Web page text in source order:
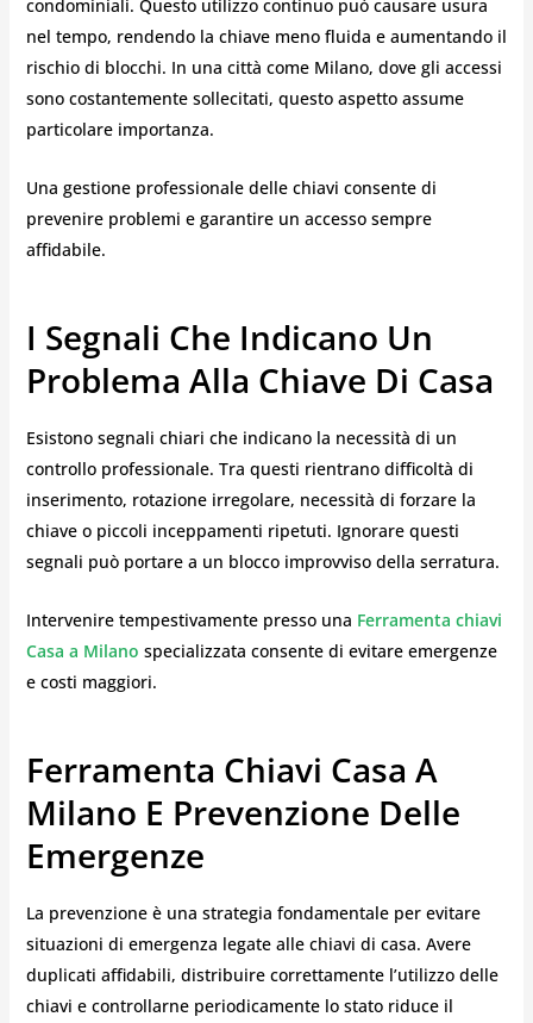
condominiali. Questo utilizzo continuo può causare usura
nel tempo, rendendo la chiave meno fluida e aumentando il
rischio di blocchi. In una città come Milano, dove gli accessi
sono costantemente sollecitati, questo aspetto assume
particolare importanza.
Una gestione professionale delle chiavi consente di
prevenire problemi e garantire un accesso sempre
affidabile.
I Segnali Che Indicano Un
Problema Alla Chiave Di Casa
Esistono segnali chiari che indicano la necessità di un
controllo professionale. Tra questi rientrano difficoltà di
inserimento, rotazione irregolare, necessità di forzare la
chiave o piccoli inceppamenti ripetuti. Ignorare questi
segnali può portare a un blocco improvviso della serratura.
Intervenire tempestivamente presso una Ferramenta chiavi
Casa a Milano specializzata consente di evitare emergenze
e costi maggiori.
Ferramenta Chiavi Casa A
Milano E Prevenzione Delle
Emergenze
La prevenzione è una strategia fondamentale per evitare
situazioni di emergenza legate alle chiavi di casa. Avere
duplicati affidabili, distribuire correttamente l’utilizzo delle
chiavi e controllarne periodicamente lo stato riduce il